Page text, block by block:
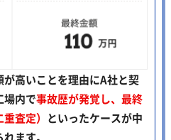
高いことを理由にA社と契
場内で事故歴が発覚し、最終
査定） といったケースが中
ます。